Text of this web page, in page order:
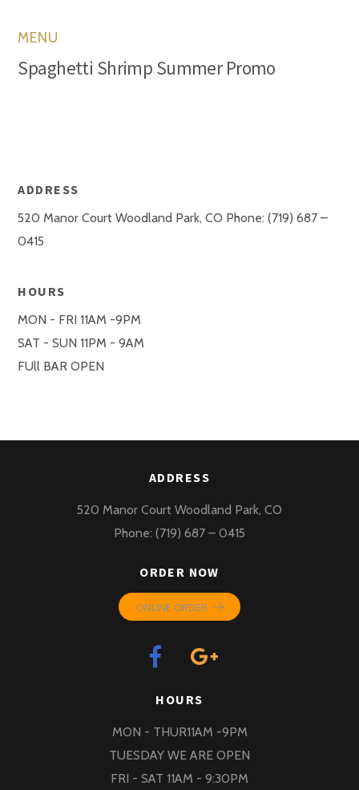
MENU
Spaghetti Shrimp Summer Promo
ADDRESS
520 Manor Court Woodland Park, CO Phone: (719) 687 –
0415
HOURS
MON - FRI 11AM -9PM
SAT - SUN 11PM - 9AM
FUll BAR OPEN
ADDRESS
520 Manor Court Woodland Park, CO
Phone: (719) 687 – 0415
ORDER NOW
ONLINE ORDER
HOURS
MON - THUR11AM -9PM
TUESDAY WE ARE OPEN
FRI - SAT 11AM - 9:30PM